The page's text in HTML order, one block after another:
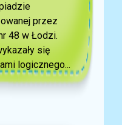
przez
48 w Łodzi.
się
logicznego...